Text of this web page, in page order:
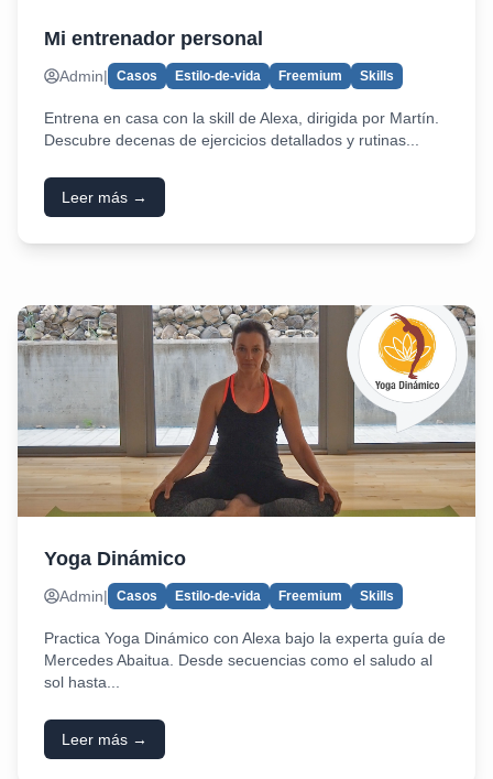
Mi entrenador personal
Admin| Casos Estilo-de-vida Freemium Skills
Entrena en casa con la skill de Alexa, dirigida por Martín.
Descubre decenas de ejercicios detallados y rutinas...
Leer más →
Yoga Dinámico
Admin| Casos Estilo-de-vida Freemium Skills
Practica Yoga Dinámico con Alexa bajo la experta guía de
Mercedes Abaitua. Desde secuencias como el saludo al
sol hasta...
Leer más →